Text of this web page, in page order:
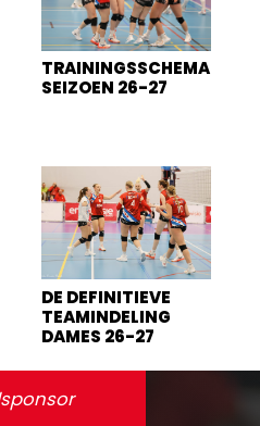
TRAININGSSCHEMA
SEIZOEN 26-27
DE DEFINITIEVE
TEAMINDELING
DAMES 26-27